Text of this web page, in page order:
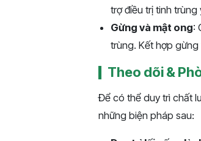
trợ điều trị tinh
Gừng và mật ong:
trùng. Kết hợp
Theo dõi &
Để có thể duy trì chất
những biện pháp sau: